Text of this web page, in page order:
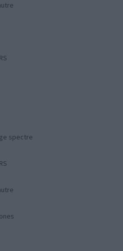
spectre